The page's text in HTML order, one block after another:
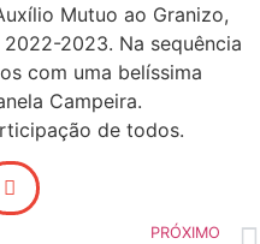
Mutuo ao Granizo,
2023. Na sequência
com uma belíssima
Campeira.
de todos.
PRÓXIMO